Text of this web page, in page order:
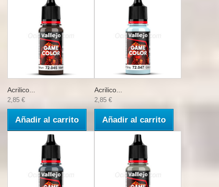
Acrilico...
2,85 €
Añadir al carrito
Acrilico...
2,85 €
Añadir al carrito